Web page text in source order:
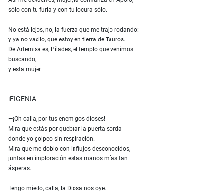
sólo con tu furia y con tu locura sólo.
No está lejos, no, la fuerza que me trajo rodando:
y ya no vacilo, que estoy en tierra de Tauros.
De Artemisa es, Pílades, el templo que venimos
buscando,
y esta mujer—
FIGENIA
—¡Oh calla, por tus enemigos dioses!
Mira que estás por quebrar la puerta sorda
donde yo golpeo sin respiración.
Mira que me doblo con influjos desconocidos,
juntas en imploración estas manos mías tan
ásperas.
Tengo miedo, calla, la Diosa nos oye.